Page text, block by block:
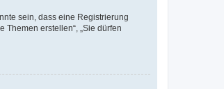
sein, dass eine Registrierung
erstellen“, „Sie dürfen